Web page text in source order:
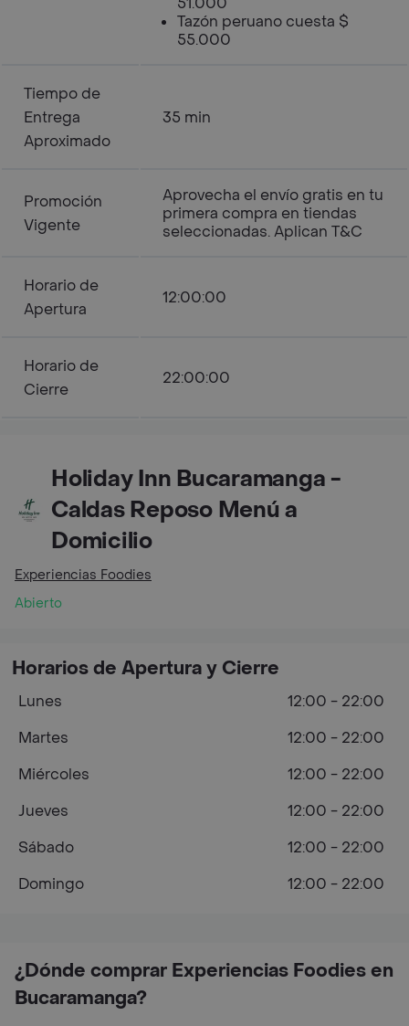
Tazón peruano cuesta $
55.000
Tiempo de
Entrega
Aproximado
35 min
Promoción
Vigente
Aprovecha el envío gratis en tu
primera compra en tiendas
seleccionadas. Aplican T&C
Horario de
Apertura
12:00:00
Horario de
Cierre
22:00:00
Holiday Inn Bucaramanga -
Caldas Reposo Menú a
Domicilio
Experiencias Foodies
Abierto
¿Dónde comprar Experiencias Foodies en
Bucaramanga?
Horarios de Apertura y Cierre
Lunes
12:00 - 22:00
Martes
12:00 - 22:00
Miércoles
12:00 - 22:00
Jueves
12:00 - 22:00
Sábado
12:00 - 22:00
Domingo
12:00 - 22:00